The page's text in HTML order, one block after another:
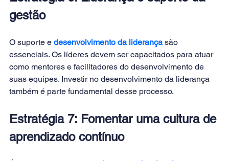
gestão
O suporte e desenvolvimento da liderança são
essenciais. Os líderes devem ser capacitados para atuar
como mentores e facilitadores do desenvolvimento de
suas equipes. Investir no desenvolvimento da liderança
também é parte fundamental desse processo.
Estratégia 7: Fomentar uma cultura de
aprendizado contínuo